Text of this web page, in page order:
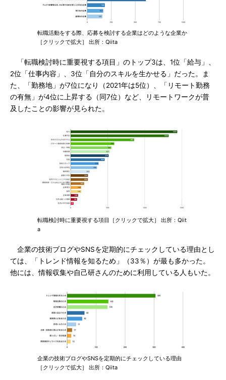
転職活動をする際、応募を検討する企業はどのような企業か
［クリックで拡大］ 出所：Qiita
「転職検討時に重要視する項目」のトップ3は、1位「給与」、
2位「仕事内容」、3位「自分のスキルを生かせる」だった。ま
た、「勤務地」が7位になり（2021年は5位）、「リモート勤務
の有無」が4位に上昇する（同7位）など、リモートワークが普
及したことの影響が見られた。
転職検討時に重要視する項目［クリックで拡大］ 出所：Qiit
a
企業の技術ブログやSNSを定期的にチェックしている理由とし
ては、「トレンド情報を知るため」（33％）が最も多かった。
他には、情報収集や自己研さんのために利用している人もいた。
企業の技術ブログやSNSを定期的にチェックしている理由
［クリックで拡大］ 出所：Qiita